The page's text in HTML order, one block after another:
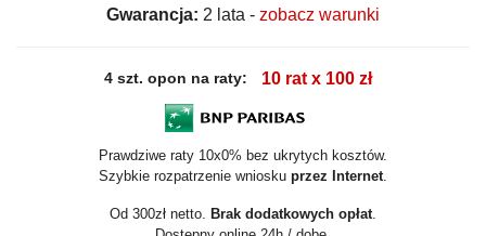
Gwarancja: 2 lata - zobacz warunki
4 szt. opon na raty: 10 rat x 100 zł
Prawdziwe raty 10x0% bez ukrytych kosztów.
Szybkie rozpatrzenie wniosku przez Internet
Od 300zł netto. Brak dodatkowych opłat